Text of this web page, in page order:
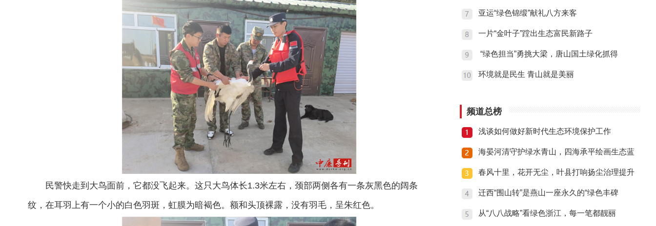
民警快走到大鸟面前，它都没飞起来。这只大鸟体长1.3米左右，颈部两侧各有一条灰黑色的阔条
纹，在耳羽上有一个小的白色羽斑，虹膜为暗褐色。额和头顶裸露，没有羽毛，呈朱红色。
亚运“绿色锦缎”献礼八方来客
一片“金叶子”蹚出生态富民新路子
“绿色担当”勇挑大梁，唐山国土绿化抓得
环境就是民生 青山就是美丽
频道总榜
浅谈如何做好新时代生态环境保护工作
海晏河清守护绿水青山，四海承平绘画生态蓝
春风十里，花开无尘，叶县打响扬尘治理提升
迁西“围山转”是燕山一座永久的“绿色丰碑
从“八八战略”看绿色浙江，每一笔都靓丽